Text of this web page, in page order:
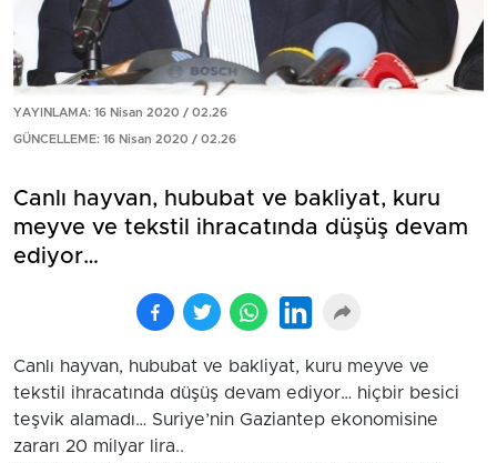
YAYINLAMA: 16 Nisan 2020 / 02.26
GÜNCELLEME: 16 Nisan 2020 / 02.26
Canlı hayvan, hububat ve bakliyat, kuru
meyve ve tekstil ihracatında düşüş devam
ediyor…
Canlı hayvan, hububat ve bakliyat, kuru meyve ve
tekstil ihracatında düşüş devam ediyor… hiçbir besici
teşvik alamadı… Suriye’nin Gaziantep ekonomisine
zararı 20 milyar lira..